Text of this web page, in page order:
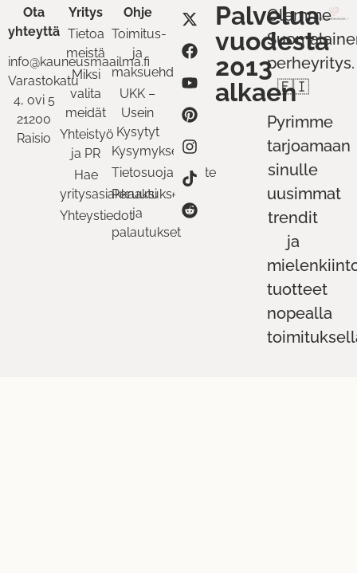
Ota
yhteyttä
info@kauneusmaailma.fi
Varastokatu
4, ovi 5
21200
Raisio
Yritys
Tietoa
meistä
Miksi
valita
meidät
Yhteistyö
ja PR
Hae
yritysasiakkaaksi
Yhteystiedot
Ohje
Toimitus-
ja
maksuehdot
UKK –
Usein
Kysytyt
Kysymykset
Tietosuojaseloste
Peruutukset
ja
palautukset
Palvelua
vuodesta
2013
alkaen
Olemme
perheyritys.
🇫🇮
Pyrimme
tarjoamaan
sinulle
uusimmat
trendit
ja
tuotteet
nopealla